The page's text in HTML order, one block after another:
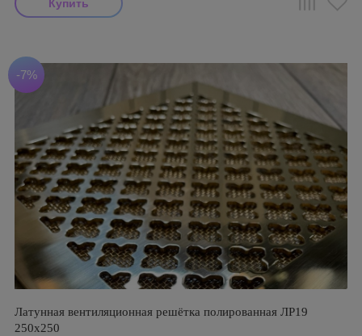
-7%
Латунная вентиляционная решётка полированная ЛР19
250х250